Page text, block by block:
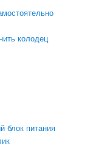
колодец
блок питания